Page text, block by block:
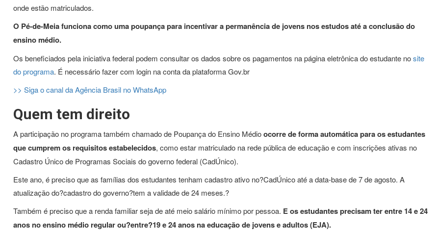
onde estão matriculados.
O Pé-de-Meia funciona como uma poupança para incentivar a permanência de jovens nos estudos até a conclusão do
ensino médio.
Os beneficiados pela iniciativa federal podem consultar os dados sobre os pagamentos na página eletrônica do estudante nosite
do programa. É necessário fazer com login na conta da plataforma Gov.br
>> Siga o canal da Agência Brasil no WhatsApp
Quem tem direito
A participação no programa também chamado de Poupança do Ensino Médioocorre de forma automática para os estudantes
que cumprem os requisitos estabelecidos, como estar matriculado na rede pública de educação e com inscrições ativas no
Cadastro Único de Programas Sociais do governo federal (CadÚnico).
Este ano, é preciso que as famílias dos estudantes tenham cadastro ativo no?CadÚnico até a data-base de 7 de agosto. A
atualização do?cadastro do governo?tem a validade de 24 meses.?
Também é preciso que a renda familiar seja de até meio salário mínimo por pessoa. E os estudantes precisam ter entre 14 e 24
anos no ensino médio regular ou?entre?19 e 24 anos na educação de jovens e adultos (EJA).